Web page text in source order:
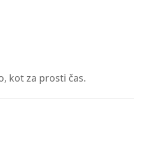
kot za prosti čas.